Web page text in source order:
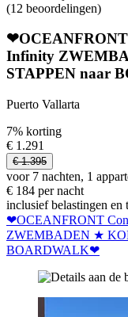
(12 beoordelingen)
Infinity
STAPPEN naar
Puerto Vallarta
7% korting
€ 1.291
€ 1.395
voor 7 nachten, 1
€ 184 per nacht
inclusief belastingen en
❤OCEANFRONT
ZWEMBADEN ★
BOARDWALK❤